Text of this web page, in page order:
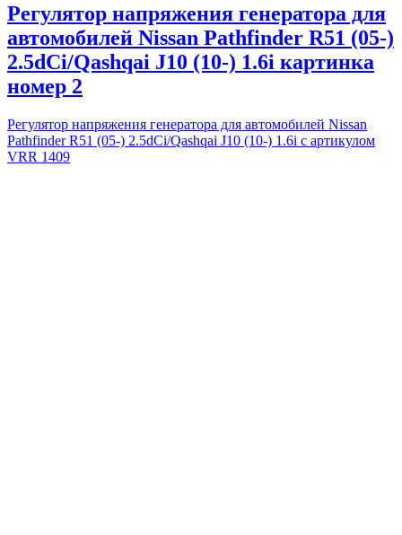
Регулятор напряжения генератора для
автомобилей Nissan Pathfinder R51 (05-)
2.5dCi/Qashqai J10 (10-) 1.6i картинка
номер 2
Регулятор напряжения генератора для автомобилей Nissan
Pathfinder R51 (05-) 2.5dCi/Qashqai J10 (10-) 1.6i с артикулом
VRR 1409